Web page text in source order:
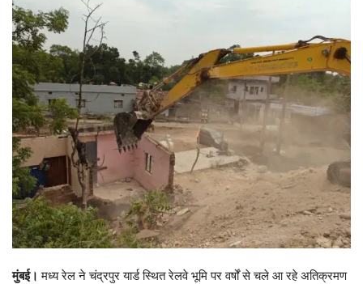
मुंबई। मध्य रेल ने चंद्रपुर यार्ड स्थित रेलवे भूमि पर वर्षों से चले आ रहे अतिक्रमण